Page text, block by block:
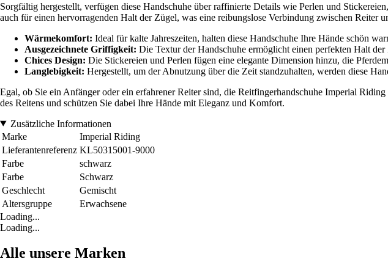
Sorgfältig hergestellt, verfügen diese Handschuhe über raffinierte Details wie Perlen und
auch für einen hervorragenden Halt der Zügel, was eine reibungslose Verbindung zwischen Reiter
Wärmekomfort: Ideal für kalte Jahreszeiten, halten diese Handschuhe Ihre Hände schön
Ausgezeichnete Griffigkeit: Die Textur der Handschuhe ermöglicht einen perfekten Halt
Chices Design: Die Stickereien und Perlen fügen eine elegante Dimension hinzu, die
Langlebigkeit: Hergestellt, um der Abnutzung über die Zeit standzuhalten, werden diese
Egal, ob Sie ein Anfänger oder ein erfahrener Reiter sind, die Reitfingerhandschuhe Imperial
des Reitens und schützen Sie dabei Ihre Hände mit Eleganz und Komfort.
Zusätzliche Informationen
Marke
Imperial Riding
Lieferantenreferenz KL50315001-9000
Farbe
schwarz
Farbe
Schwarz
Geschlecht
Gemischt
Altersgruppe
Erwachsene
Loading...
Loading...
Alle unsere Marken